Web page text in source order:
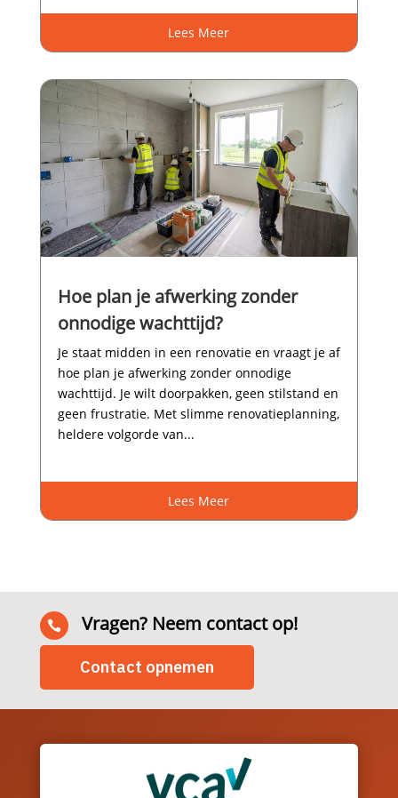
Lees Meer
Hoe plan je afwerking zonder
onnodige wachttijd?
Je staat midden in een renovatie en vraagt je af
hoe plan je afwerking zonder onnodige
wachttijd.​ Je wilt doorpakken, geen stilstand en
geen frustratie.​ Met slimme renovatieplanning,
heldere volgorde van...
Lees Meer
 Vragen? Neem contact op!
Contact opnemen